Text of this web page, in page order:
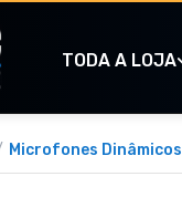
TODA A LOJA
Microfones Dinâmicos